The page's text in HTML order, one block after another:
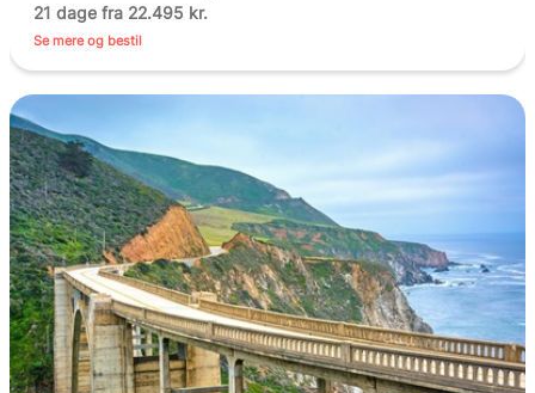
21 dage fra 22.495 kr.
Se mere og bestil